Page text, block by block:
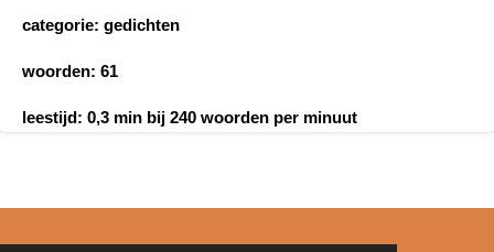
categorie: gedichten
woorden: 61
leestijd: 0,3 min bij 240 woorden per minuut